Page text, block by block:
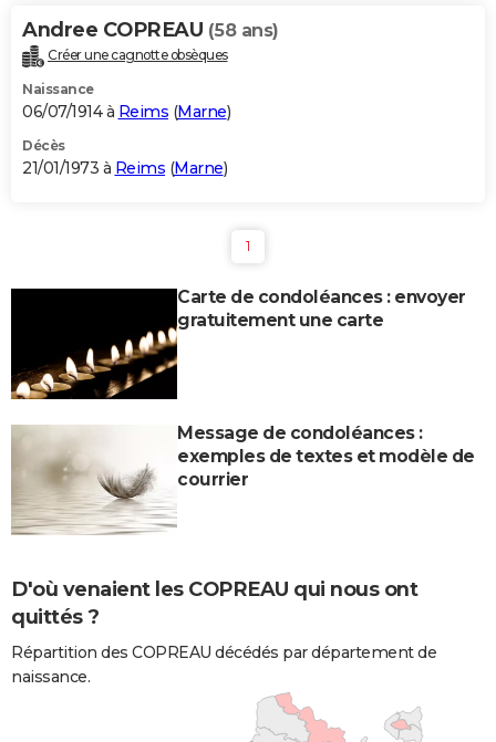
Andree COPREAU (58 ans)
Créer une cagnotte obsèques
Naissance
06/07/1914 à Reims (Marne)
Décès
21/01/1973 à Reims (Marne)
1
Carte de condoléances : envoyer
gratuitement une carte
Message de condoléances :
exemples de textes et modèle de
courrier
D'où venaient les COPREAU qui nous ont
quittés ?
Répartition des COPREAU décédés par département de
naissance.